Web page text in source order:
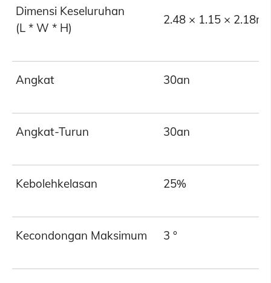
Dimensi Keseluruhan
(L * W * H)
2.48 × 1.15 × 2.18m
Angkat 30an
Angkat-Turun 30an
Kebolehkelasan 25%
Kecondongan Maksimum 3 °